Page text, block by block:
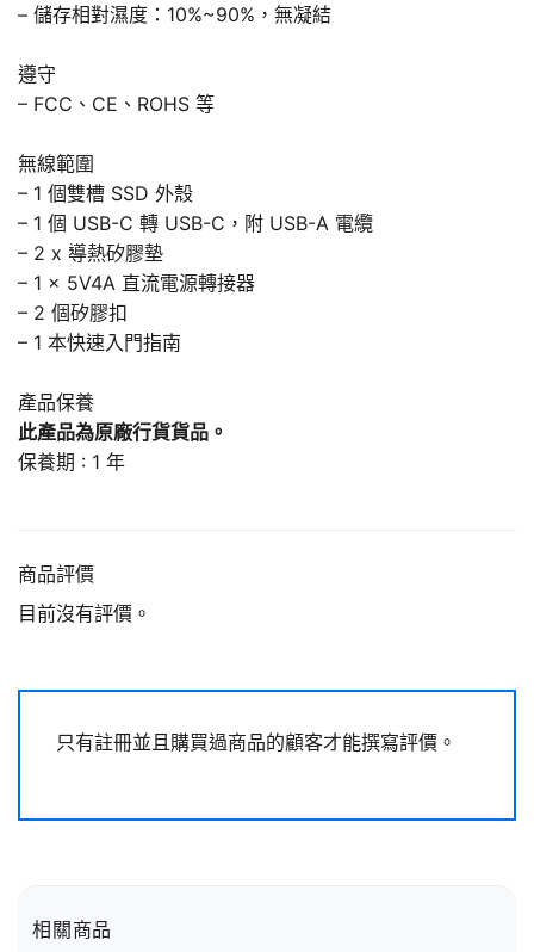
– 儲存相對濕度：10%~90%，無凝結
遵守
– FCC、CE、ROHS 等
無線範圍
– 1 個雙槽 SSD 外殼
– 1 個 USB-C 轉 USB-C，附 USB-A 電纜
– 2 x 導熱矽膠墊
– 1 x 5V4A 直流電源轉接器
– 2 個矽膠扣
– 1 本快速入門指南
產品保養
此產品為原廠行貨貨品。
保養期 : 1 年
商品評價
目前沒有評價。
只有註冊並且購買過商品的顧客才能撰寫評價。
相關商品